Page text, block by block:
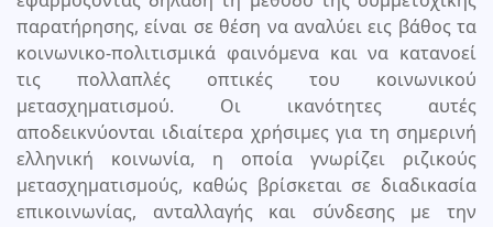
παρατήρησης, είναι σε θέση να αναλύει εις βάθος τα
κοινωνικο-πολιτισμικά φαινόμενα και να κατανοεί
τις πολλαπλές οπτικές του κοινωνικού
μετασχηματισμού. Οι ικανότητες αυτές
αποδεικνύονται ιδιαίτερα χρήσιμες για τη σημερινή
ελληνική κοινωνία, η οποία γνωρίζει ριζικούς
μετασχηματισμούς, καθώς βρίσκεται σε διαδικασία
επικοινωνίας, ανταλλαγής και σύνδεσης με την